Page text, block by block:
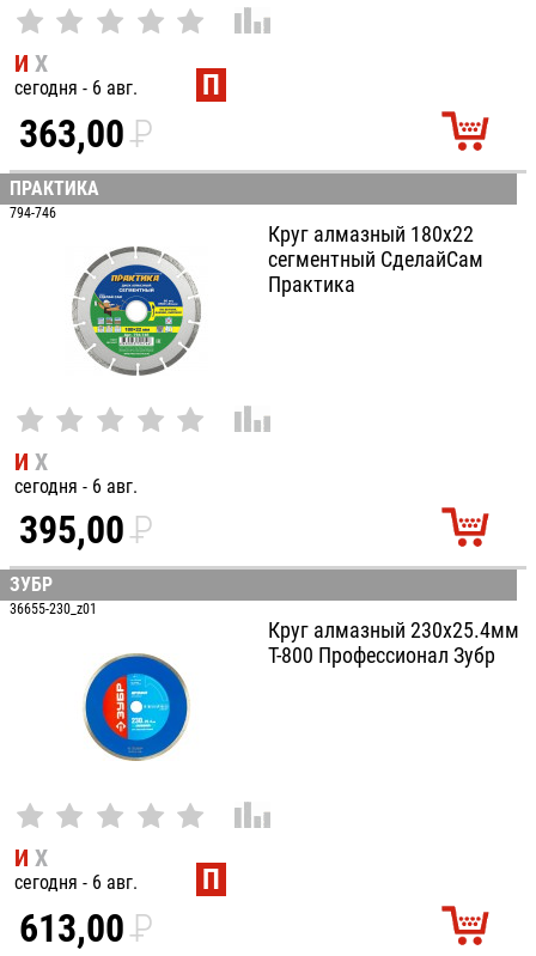
И Х
сегодня - 6 авг. П
363,00P
УБ.
ПРАКТИКА
794-746
Круг алмазный 180х22
сегментный СделайСам
Практика
И Х
сегодня - 6 авг.
395,00P
УБ.
ЗУБР
36655-230_z01
Круг алмазный 230х25.4мм
Т-800 Профессионал Зубр
И Х
сегодня - 6 авг. П
613,00P